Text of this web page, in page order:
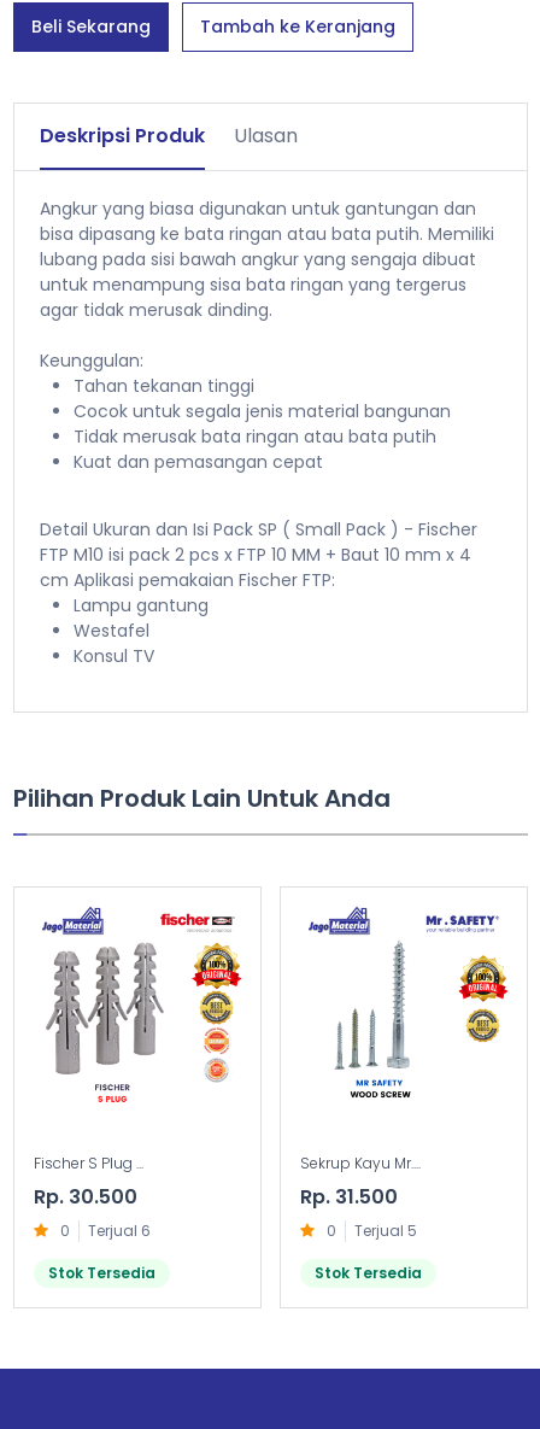
Beli Sekarang Tambah ke Keranjang
Deskripsi Produk Ulasan
Angkur yang biasa digunakan untuk gantungan dan
bisa dipasang ke bata ringan atau bata putih. Memiliki
lubang pada sisi bawah angkur yang sengaja dibuat
untuk menampung sisa bata ringan yang tergerus
agar tidak merusak dinding.
Keunggulan:
Tahan tekanan tinggi
Cocok untuk segala jenis material bangunan
Tidak merusak bata ringan atau bata putih
Kuat dan pemasangan cepat
Detail Ukuran dan Isi Pack SP ( Small Pack ) - Fischer
FTP M10 isi pack 2 pcs x FTP 10 MM + Baut 10 mm x 4
cm Aplikasi pemakaian Fischer FTP:
Lampu gantung
Westafel
Konsul TV
Pilihan Produk Lain Untuk Anda
Fischer S Plug ...
Rp. 30.500
0 Terjual 6
Stok Tersedia
Sekrup Kayu Mr....
Rp. 31.500
0 Terjual 5
Stok Tersedia